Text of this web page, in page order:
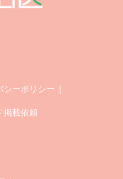
シーポリシー
掲載依頼